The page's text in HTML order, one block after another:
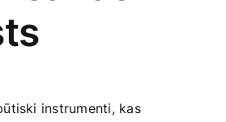
instrumenti, kas